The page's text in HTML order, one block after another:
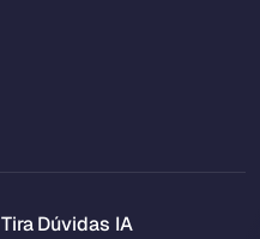
Tira Dúvidas IA